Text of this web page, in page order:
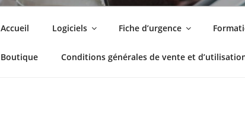
Accueil Logiciels Fiche d’urgence
Boutique Conditions générales de vente et